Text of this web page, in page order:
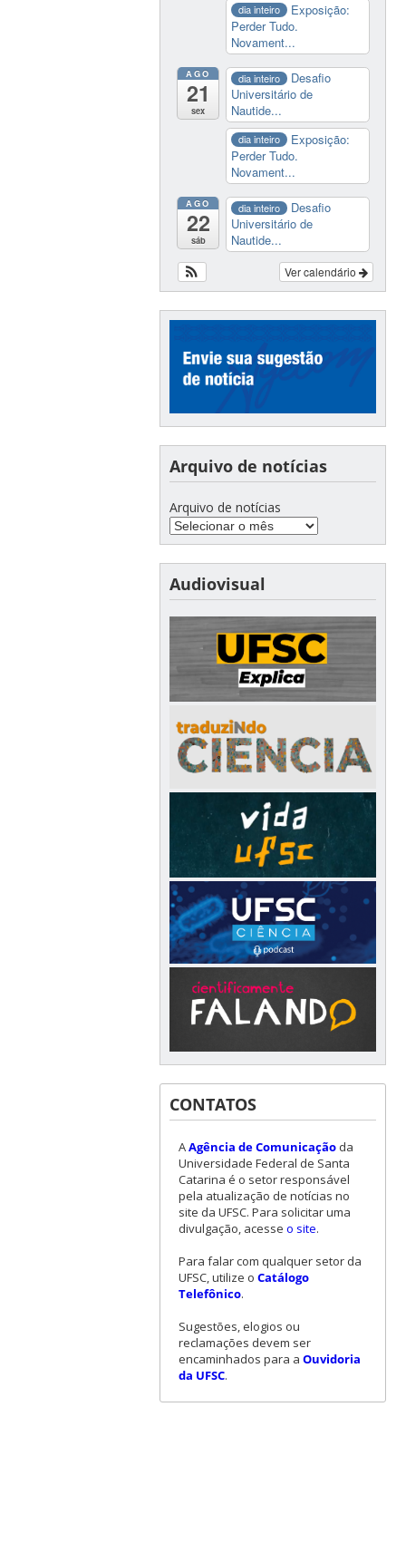
dia inteiro
Exposição:
Perder Tudo.
Novament...
AGO
21
sex
dia inteiro
Desafio
Universitário de
Nautide...
dia inteiro
Exposição:
Perder Tudo.
Novament...
AGO
22
sáb
dia inteiro
Desafio
Universitário de
Nautide...
Ver calendário
Arquivo de notícias
Arquivo de notícias
Audiovisual
CONTATOS
AAgência de Comunicaçãoda
Universidade Federal de Santa
Catarina é o setor responsável
pela atualização de notícias no
site da UFSC. Para solicitar uma
divulgação, acesse o site.
Para falar com qualquer setor da
UFSC, utilize o Catálogo
Telefônico.
Sugestões, elogios ou
reclamações devem ser
encaminhados para a Ouvidoria
da UFSC.